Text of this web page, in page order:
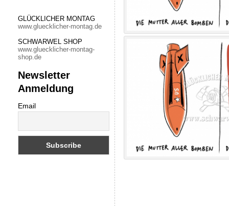
GLÜCKLICHER MONTAG
www.gluecklicher-montag.de
SCHWARWEL SHOP
www.gluecklicher-montag-
shop.de
Newsletter
Anmeldung
Email